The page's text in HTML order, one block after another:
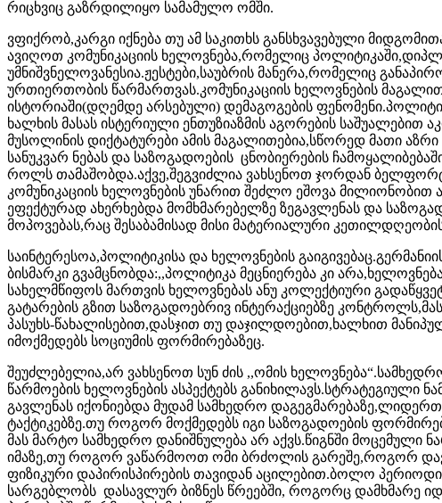
რიცხვიც გაზრდილიყო სამამულო ომში.
ვფიქრობ,კარგი იქნება თუ ამ საკითხს განსხვავებული
ავიღოთ კომუნიკაციის ხელოვნება,რომელიც
უმნიშვნელოვანესია.ჟესტები,საუბრის მანერა,რომელიც
ურთიერთობის წარმართვას.კომუნიკაციის ხელოვნების
ისტორიაში(დღემდე არსებული) დემაგოგების
ხალხის მასას ისტერიული ენთუზიაზმის აგორების
მუსოლინის დიქტატურები ამის მაგალითებია,სწორედ მათი
სანუკვარ ნებას და საზოგადოების ცნობიერების
როლს თამაშობდა.აქვე,შეგვიძლია ვახსენოთ ჯორდან
კომუნიკაციის ხელოვნების უნარით შეძლო ეშოვა
ეფექტურად ახერხებდა მომხმარებელზე ზეგავლენას და
მოპოვებას,რაც შესაბამისად მისი მატერიალური
საინტერესოა,პოლიტიკისა და ხელოვნების
ბისმარკი გვამცნობდა:,,პოლიტიკა მეცნიერება კი
სახელმწიფოს მართვის ხელოვნებას ანუ კოლექტიური
გატარების გზით საზოგადოებრივ ინტერაქციებზე
პასუხს-წახალისებით,დასჯით თუ დაჯილდოებით,ხალხით
იმოქმედებს სოციუმის ფორმირებაზეც.
შეუძლებელია,არ ვახსენოთ სუნ ძის ,,ომის
წარმოების ხელოვნების ასპექტებს განიხილავს.სტრატეგიული
გავლენას იქონიებდა მუდამ სამხედრო
ტაქტიკებზე.თუ როგორ მოქმედებს იგი საზოგადოების
მას მარტო სამხედრო დანიშნულება არ აქვს.წიგნში მოცემული
იმაზე,თუ როგორ ვაწარმოოთ ომი ბრძოლის გარეშე,როგორ
ფიზიკური დაპირისპირების თავიდან აცილებით.ბოლო
სარგებლობს დასავლურ ბიზნეს წრეებში, როგორც დამხმარე